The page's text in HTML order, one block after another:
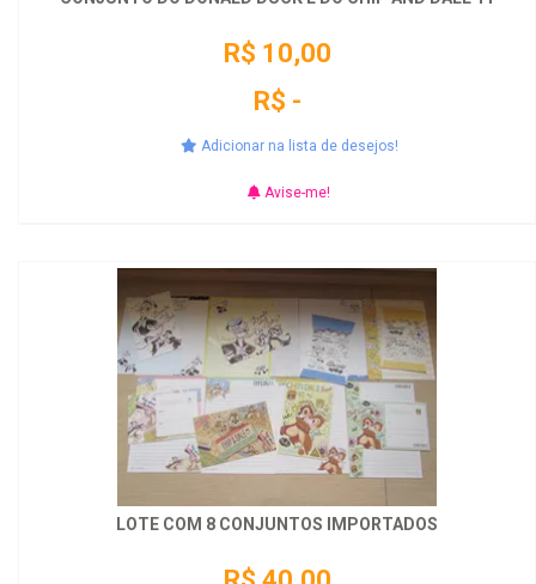
R$ 10,00
R$ -
Adicionar na lista de desejos!
Avise-me!
LOTE COM 8 CONJUNTOS IMPORTADOS